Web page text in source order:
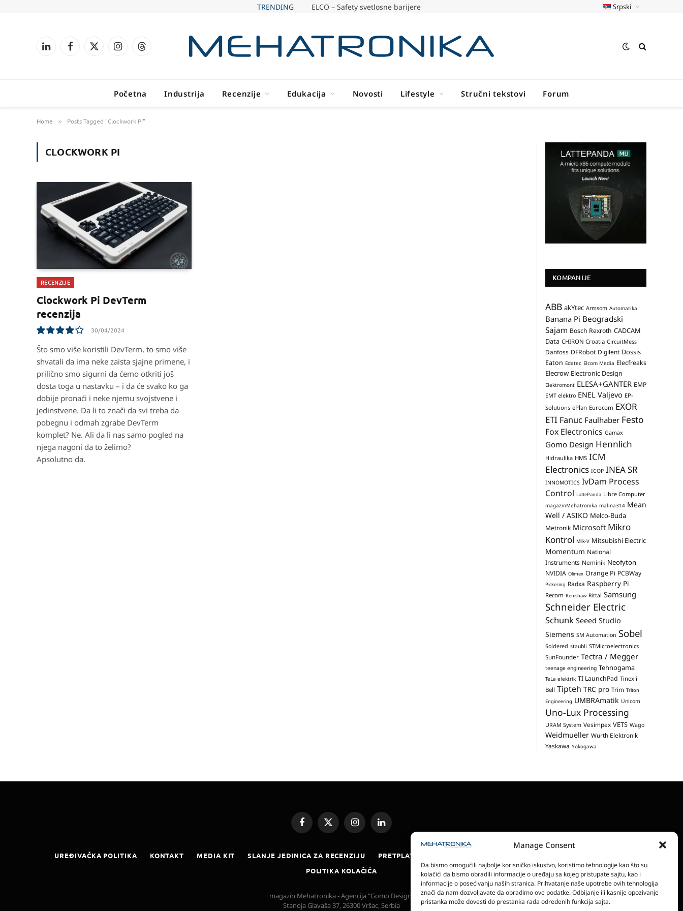
Manage Consent
Da bismo omogućili najbolje korisničko iskustvo, koristimo tehnologije kao što su
kolačići da bismo obradili informacije o uređaju sa kojeg pristupate sajtu, kao i
informacije o posećivanju naših stranica. Prihvatanje naše upotrebe ovih tehnologija
znači da nam dozvoljavate da obradimo ove podatke. Odbijanje ili kasnije opozivanje
pristanka može dovesti do prestanka rada određenih funkcija sajta.
TRENDING ELCO – Safety svetlosne barijere Srpski
LinkedInFacebook
X
InstagramThreads
Početna Industrija Recenzije Edukacija Novosti Lifestyle Stručni tekstovi Forum
Home » Posts Tagged "Clockwork Pi"
CLOCKWORK PI
RECENZIJE
Clockwork Pi DevTerm
recenzija
8.1
30/04/2024
Što smo više koristili DevTerm, to smo više
shvatali da ima neke zaista sjajne primene, i
prilično smo sigurni da ćemo otkriti još
dosta toga u nastavku – i da će svako ko ga
dobije pronaći i neke njemu svojstvene i
jedinstvene. Da li to znači da svi treba da
pobegnu i odmah zgrabe DevTerm
komplet? Ne. Ali da li nas samo pogled na
njega nagoni da to želimo?
Apsolutno da.
KOMPANIJE
ABB akYtec Armsom Automatika
Banana Pi Beogradski
Sajam Bosch Rexroth CADCAM
Data CHIRON Croatia CircuitMess
Danfoss DFRobot Digilent Dossis
Eaton Edatec Elcom Media Elecfreaks
Elecrow Electronic Design
Elektromont ELESA+GANTER EMP
EMT elektro ENEL Valjevo EP-
Solutions ePlan Eurocom EXOR
ETI Fanuc Faulhaber Festo
Fox Electronics Gamax
Gomo Design Hennlich
Hidraulika HMS ICM
Electronics ICOP INEA SR
INNOMOTICS IvDam Process
Control LattePanda Libre Computer
magazinMehatronika malina314 Mean
Well / ASIKO Melco-Buda
Metronik Microsoft Mikro
Kontrol Milk-V Mitsubishi Electric
Momentum National
Instruments Neminik Neofyton
NVIDIA Olimex Orange Pi PCBWay
Pickering Radxa Raspberry Pi
Recom Renishaw Rittal Samsung
Schneider Electric
Schunk Seeed Studio
Siemens SM Automation Sobel
Soldered staubli STMicroelectronics
SunFounder Tectra / Megger
teenage engineering Tehnogama
TeLa elektrik TI LaunchPad Tinex i
Bell Tipteh TRC pro Trim Triton
Engineering UMBRAmatik Unicom
Uno-Lux Processing
URAM System Vesimpex VETS Wago
Weidmueller Wurth Elektronik
Yaskawa Yokogawa
FacebookX
(Twitter)
InstagramLinkedIn
UREĐIVAČKA POLITIKA KONTAKT MEDIA KIT SLANJE JEDINICA ZA RECENZIJU PRETPLATA
POLITIKA KOLAČIĆA
magazin Mehatronika - Agencija “Gomo Design”
Stanoja Glavaša 37, 26300 Vršac, Serbia